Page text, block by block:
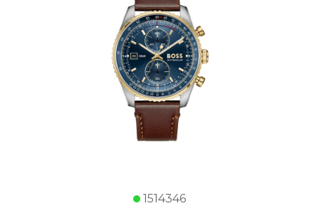
1514346